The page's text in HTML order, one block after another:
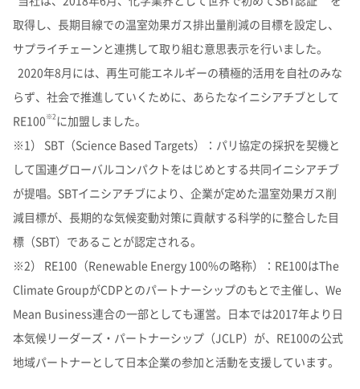
取得し、長期目線での温室効果ガス排出量削減の目標を設定し、
サプライチェーンと連携して取り組む意思表示を行いました。
2020年8月には、再生可能エネルギーの積極的活用を自社のみな
らず、社会で推進していくために、あらたなイニシアチブとして
RE100※2に加盟しました。
※1） SBT（Science Based Targets）：パリ協定の採択を契機と
して国連グローバルコンパクトをはじめとする共同イニシアチブ
が提唱。SBTイニシアチブにより、企業が定めた温室効果ガス削
減目標が、長期的な気候変動対策に貢献する科学的に整合した目
標（SBT）であることが認定される。
※2） RE100（Renewable Energy 100%の略称）：RE100はThe
Climate GroupがCDPとのパートナーシップのもとで主催し、We
Mean Business連合の一部としても運営。日本では2017年より日
本気候リーダーズ・パートナーシップ（JCLP）が、RE100の公式
地域パートナーとして日本企業の参加と活動を支援しています。